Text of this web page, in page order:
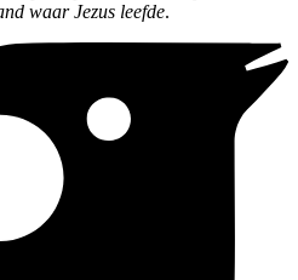
waar Jezus leefde.